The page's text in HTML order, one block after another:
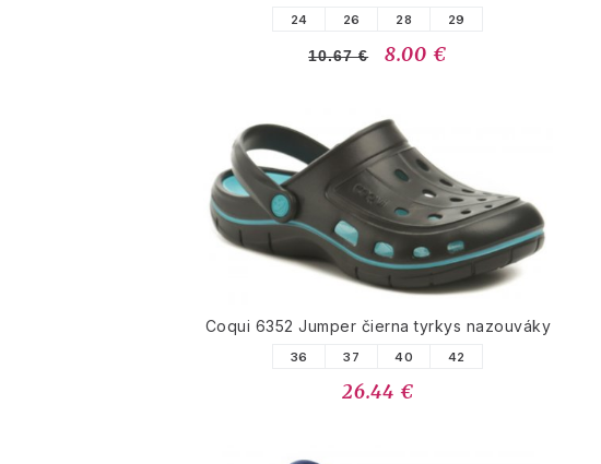
24 26 28 29
10.67 € 8.00 €
Coqui 6352 Jumper čierna tyrkys nazouváky
36 37 40 42
26.44 €